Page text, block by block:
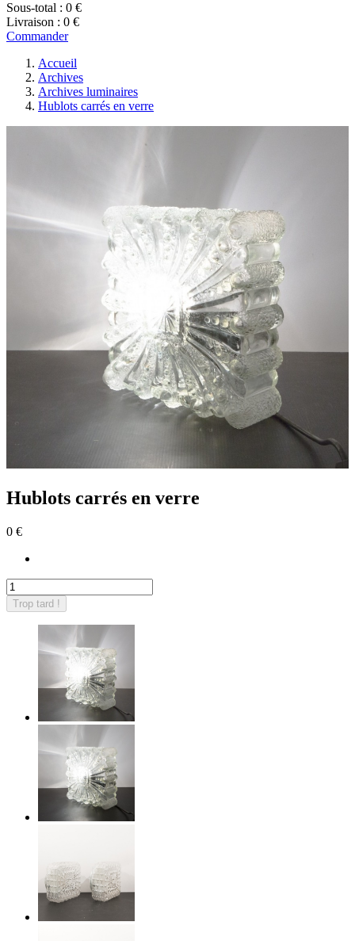
Sous-total : 0 €
Livraison : 0 €
Commander
Accueil
Archives
Archives luminaires
Hublots carrés en verre
Hublots carrés en verre
0 €
Trop tard !